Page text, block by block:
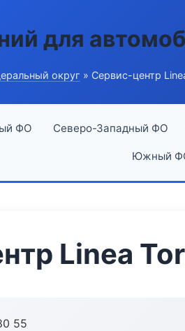
для
округ » Сервис-центр
ФО Северо-Западный ФО
Южный
Linea
55